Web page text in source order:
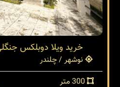
خرید ویلا دوبلکس
نوشهر / چلندر